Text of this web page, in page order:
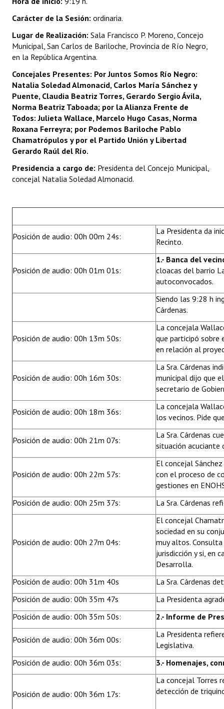
INSTITUCIONAL
Noticias Destacadas
Registros y Distinciones
Datos Históricos
Premio al Mérito - Registro
Audiencias Públicas - Registro
Mujeres que Dejaron Huellas - Registro
Periodistas Decanos - Registro
Huéspedes de Honor - Registro
Antiguos Pobladores - Registro
Reconocimientos - Registro
Bariloche, Municipio intercultural
REFORMA DE LA CARTA ORGÁNICA
Carácter de la Sesión: ordinaria.
Lugar de Realización: Sala Francisco P. Moreno, Concejo
Municipal, San Carlos de Bariloche, Provincia de Río Negro,
en la República Argentina.
Concejales Presentes: Por Juntos Somos Río Negro:
Natalia Soledad Almonacid, Carlos María Sánchez y
Puente, Claudia Beatriz Torres, Gerardo Sergio Ávila,
Norma Beatriz Taboada; por la Alianza Frente de
Todos: Julieta Wallace, Marcelo Hugo Casas, Norma
Roxana Ferreyra; por Podemos Bariloche Pablo
Chamatrópulos y por el Partido Unión y Libertad
Gerardo Raúl del Río.
Presidencia a cargo de: Presidenta del Concejo Municipal,
concejal Natalia Soledad Almonacid.
Posición de audio: 00h 00m 24s:
La Presidenta da
Recinto.
Posición de audio: 00h 01m 01s:
1.- Banca del
cloacas del barrio
autoconvocados.
Siendo las 9:28 h
Cárdenas.
Posición de audio: 00h 13m 50s:
La concejala
que participó sobre
en relación al
Posición de audio: 00h 16m 30s:
La Sra. Cárdenas
municipal dijo que
secretario de
Posición de audio: 00h 18m 36s:
La concejala
los vecinos. Pide
Posición de audio: 00h 21m 07s:
La Sra. Cárdenas
situación acuciante
Posición de audio: 00h 22m 57s:
El concejal
con el proceso de
gestiones en
Posición de audio: 00h 25m 37s:
La Sra. Cárdenas
Posición de audio: 00h 27m 04s:
El concejal
sociedad en su
muy altos.
jurisdicción y si, en
Desarrolla.
Posición de audio: 00h 31m 40s
La Sra. Cárdenas
Posición de audio: 00h 35m 47s
La Presidenta
Posición de audio: 00h 35m 50s:
2.- Informe de
Posición de audio: 00h 36m 00s:
La Presidenta
Legislativa.
Posición de audio: 00h 36m 03s:
3.- Homenajes,
Posición de audio: 00h 36m 17s:
La concejal Torres
detección de